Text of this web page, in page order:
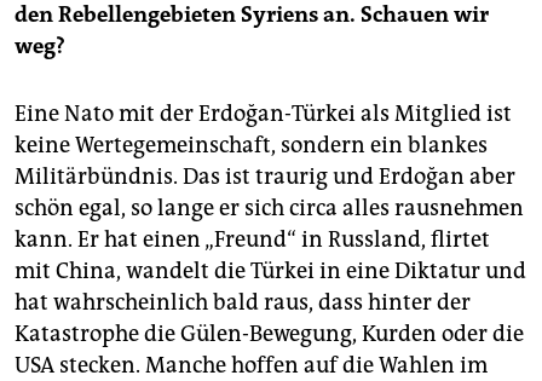
den Rebellengebieten Syriens an. Schauen wir
weg?
Eine Nato mit der Erdoğan-Türkei als Mitglied ist
keine Wertegemeinschaft, sondern ein blankes
Militärbündnis. Das ist traurig und Erdoğan aber
schön egal, so lange er sich circa alles rausnehmen
kann. Er hat einen „Freund“ in Russland, flirtet
mit China, wandelt die Türkei in eine Diktatur und
hat wahrscheinlich bald raus, dass hinter der
Katastrophe die Gülen-Bewegung, Kurden oder die
USA stecken. Manche hoffen auf die Wahlen im